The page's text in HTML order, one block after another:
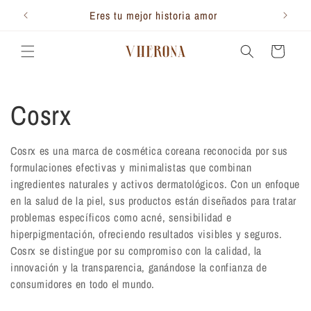
directamente
Eres tu mejor historia amor
Carrito
C
o
l
e
c
c
Cosrx
Cosrx es una marca de cosmética coreana reconocida por sus
formulaciones efectivas y minimalistas que combinan
ingredientes naturales y activos dermatológicos. Con un enfoque
en la salud de la piel, sus productos están diseñados para tratar
problemas específicos como acné, sensibilidad e
hiperpigmentación, ofreciendo resultados visibles y seguros.
Cosrx se distingue por su compromiso con la calidad, la
innovación y la transparencia, ganándose la confianza de
consumidores en todo el mundo.